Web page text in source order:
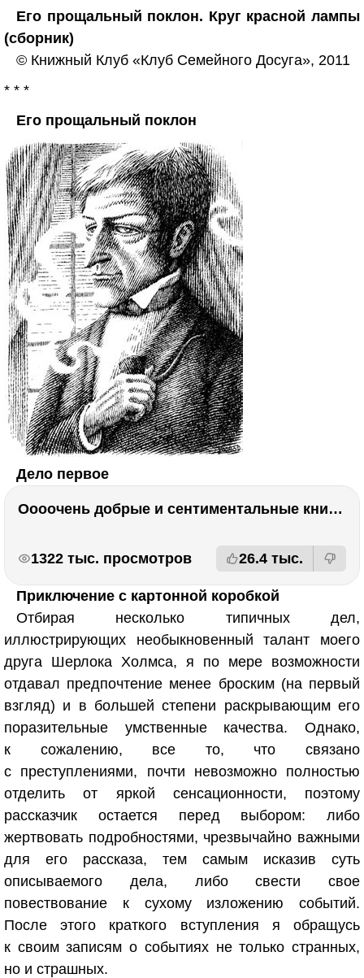
Его прощальный поклон. Круг красной лампы
(сборник)
© Книжный Клуб «Клуб Семейного Досуга», 2011
* * *
Его прощальный поклон
Дело первое
Оооочень добрые и сентиментальные книги. Бабушка велела кланяться и История Артура Трулава
1322 тыс. просмотров 26.4 тыс.
Приключение с картонной коробкой
Отбирая несколько типичных дел,
иллюстрирующих необыкновенный талант моего
друга Шерлока Холмса, я по мере возможности
отдавал предпочтение менее броским (на первый
взгляд) и в большей степени раскрывающим его
поразительные умственные качества. Однако,
к сожалению, все то, что связано
с преступлениями, почти невозможно полностью
отделить от яркой сенсационности, поэтому
рассказчик остается перед выбором: либо
жертвовать подробностями, чрезвычайно важными
для его рассказа, тем самым исказив суть
описываемого дела, либо свести свое
повествование к сухому изложению событий.
После этого краткого вступления я обращусь
к своим записям о событиях не только странных,
но и страшных.